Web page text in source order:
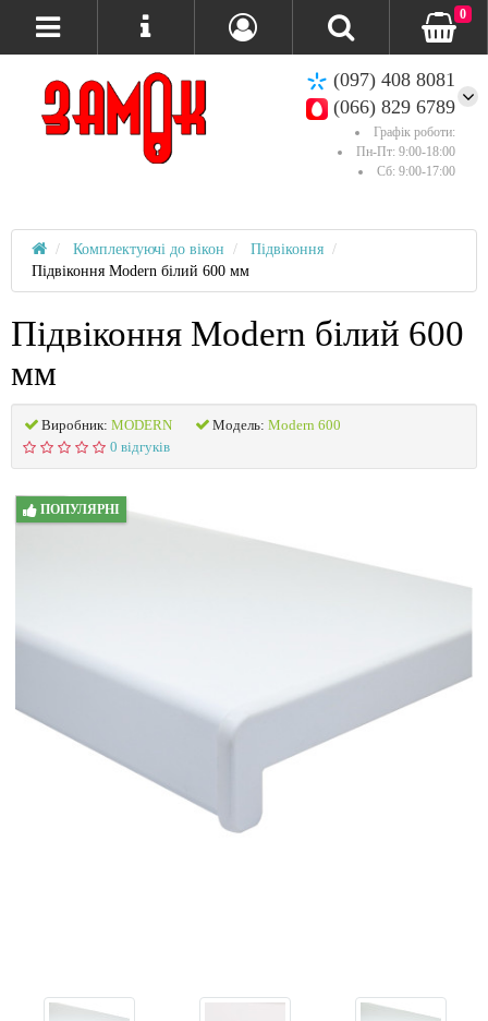
(097) 408 8081
(066) 829 6789
Графік роботи:
Пн-Пт: 9:00-18:00
Сб: 9:00-17:00
0
Комплектуючі до вікон
Підвіконня
Підвіконня Modern білий 600 мм
Підвіконня Modern білий 600
мм
Виробник: MODERN Модель: Modern 600
0 відгуків
ПОПУЛЯРНІ